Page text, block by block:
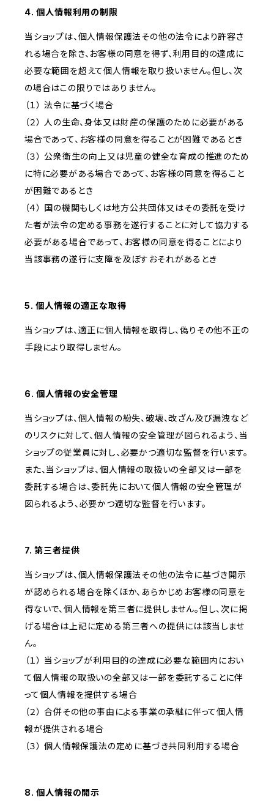
4. 個人情報利用の制限
当ショップは、個人情報保護法その他の法令により許容さ
れる場合を除き、お客様の同意を得ず、利用目的の達成に
必要な範囲を超えて個人情報を取り扱いません。但し、次
の場合はこの限りではありません。
（１） 法令に基づく場合
（２） 人の生命、身体又は財産の保護のために必要がある
場合であって、お客様の同意を得ることが困難であるとき
（３） 公衆衛生の向上又は児童の健全な育成の推進のため
に特に必要がある場合であって、お客様の同意を得ること
が困難であるとき
（４） 国の機関もしくは地方公共団体又はその委託を受け
た者が法令の定める事務を遂行することに対して協力する
必要がある場合であって、お客様の同意を得ることにより
当該事務の遂行に支障を及ぼすおそれがあるとき
5. 個人情報の適正な取得
当ショップは、適正に個人情報を取得し、偽りその他不正の
手段により取得しません。
6. 個人情報の安全管理
当ショップは、個人情報の紛失、破壊、改ざん及び漏洩など
のリスクに対して、個人情報の安全管理が図られるよう、当
ショップの従業員に対し、必要かつ適切な監督を行います。
また、当ショップは、個人情報の取扱いの全部又は一部を
委託する場合は、委託先において個人情報の安全管理が
図られるよう、必要かつ適切な監督を行います。
7. 第三者提供
当ショップは、個人情報保護法その他の法令に基づき開示
が認められる場合を除くほか、あらかじめお客様の同意を
得ないで、個人情報を第三者に提供しません。但し、次に掲
げる場合は上記に定める第三者への提供には該当しませ
ん。
（１） 当ショップが利用目的の達成に必要な範囲内におい
て個人情報の取扱いの全部又は一部を委託することに伴
って個人情報を提供する場合
（２） 合併その他の事由による事業の承継に伴って個人情
報が提供される場合
（３） 個人情報保護法の定めに基づき共同利用する場合
8. 個人情報の開示